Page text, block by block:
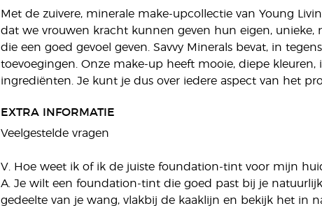
Met de zuivere, minerale make-upcollectie van Young
dat we vrouwen kracht kunnen geven hun eigen,
die een goed gevoel geven. Savvy Minerals bevat, in
toevoegingen. Onze make-up heeft mooie, diepe
ingrediënten. Je kunt je dus over iedere aspect van het
EXTRA INFORMATIE
Veelgestelde vragen
V. Hoe weet ik of ik de juiste foundation-tint voor mijn
A. Je wilt een foundation-tint die goed past bij je
gedeelte van je wang, vlakbij de kaaklijn en bekijk het in